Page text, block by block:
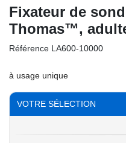
Fixateur de
Thomas™,
Référence LA600-10000
à usage unique
VOTRE SÉLECTION